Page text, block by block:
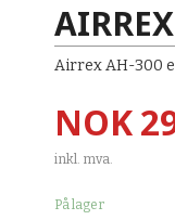
Airrex AH-300
Pris
NOK
inkl. mva.
På lager